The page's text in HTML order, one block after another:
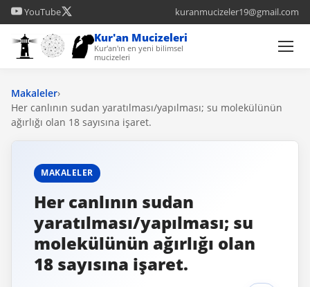
YouTube kuranmucizeler19@gmail.com
Kur'an Mucizeleri
Kur'an'ın en yeni bilimsel
mucizeleri
Makaleler›
Her canlının sudan yaratılması/yapılması; su molekülünün
ağırlığı olan 18 sayısına işaret.
MAKALELER
Her canlının sudan
yaratılması/yapılması; su
molekülünün ağırlığı olan
18 sayısına işaret.